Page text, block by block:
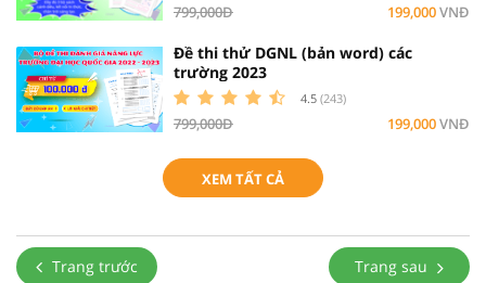
799,000Đ 199,000VNĐ
Đề thi thử DGNL (bản word) các
trường 2023
4.5 (243)
799,000Đ 199,000VNĐ
XEM TẤT CẢ
Trang trước Trang sau